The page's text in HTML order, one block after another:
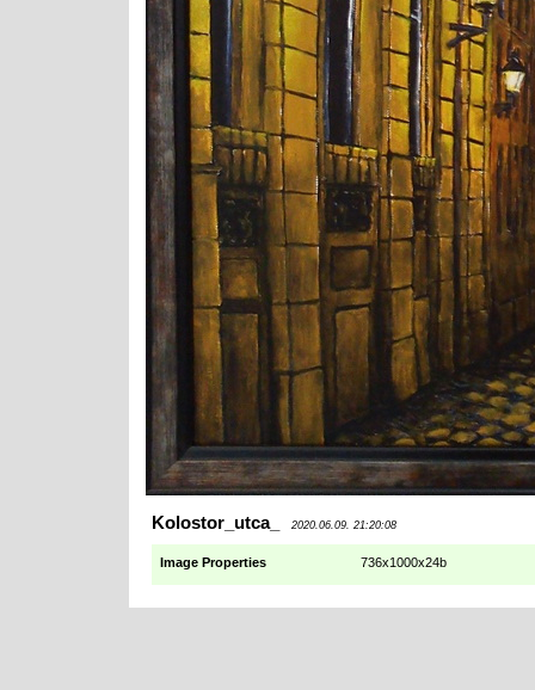
Kolostor_utca_ 2020.06.09. 21:20:08
Image Properties 736x1000x24b